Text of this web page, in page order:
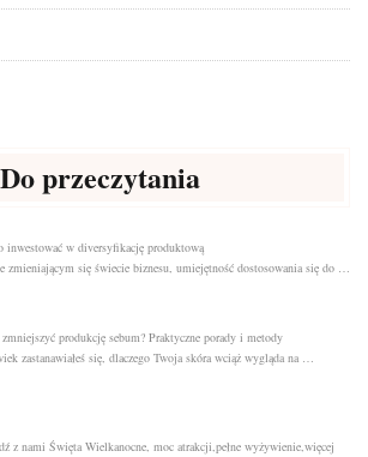
Do przeczytania
inwestować w diversyfikację produktową
zmieniającym się świecie biznesu, umiejętność dostosowania się do …
zmniejszyć produkcję sebum? Praktyczne porady i metody
zastanawiałeś się, dlaczego Twoja skóra wciąż wygląda na …
z nami Święta Wielkanocne, moc atrakcji,pełne wyżywienie,więcej